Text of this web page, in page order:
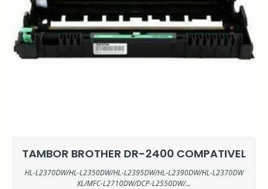
TAMBOR BROTHER DR-2400 COMPATIVEL
HL-L2370DW/HL-L2350DW/HL-L2395DW/HL-L2390DW/HL-L2370DW
XL/MFC-L2710DW/DCP-L2550DW/...